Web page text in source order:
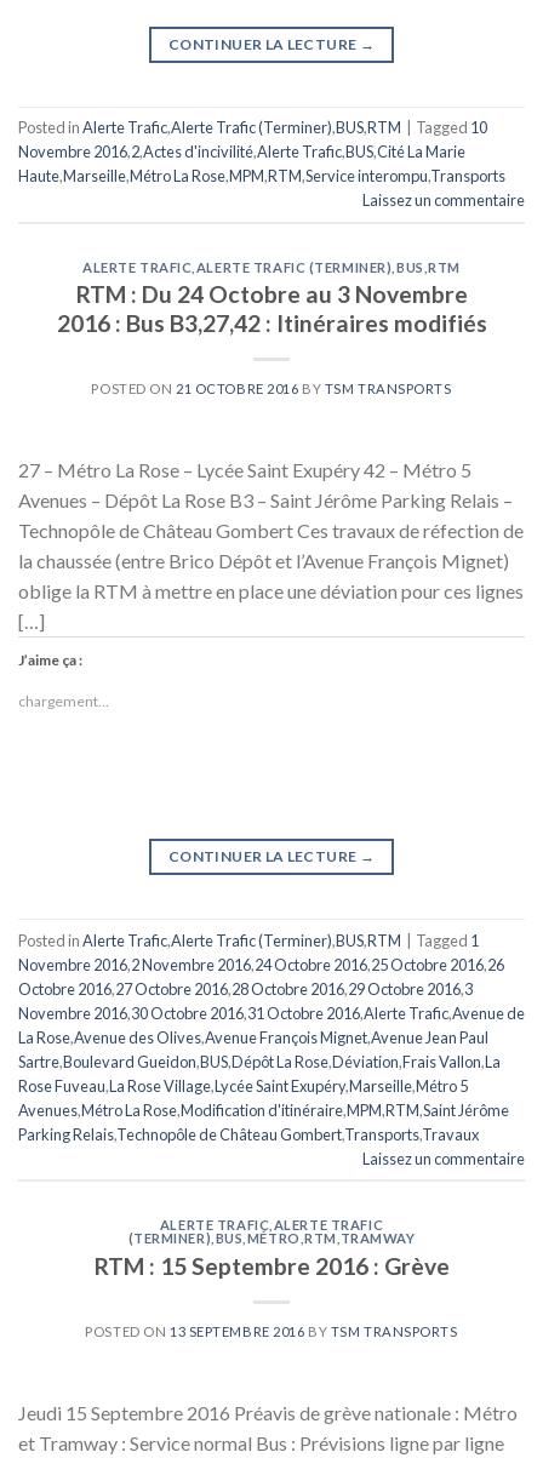
CONTINUER LA LECTURE →
Posted inAlerte Trafic,Alerte Trafic (Terminer),BUS,RTM Tagged 10
Novembre 2016,2,Actes d'incivilité,Alerte Trafic,BUS,Cité La Marie
Haute,Marseille,Métro La Rose,MPM,RTM,Service interompu,Transports
Laissez un commentaire
ALERTE TRAFIC ALERTE TRAFIC (TERMINER) BUS ,RTM
RTM : Du 24 Octobre au 3 Novembre
2016 : Bus B3,27,42 : Itinéraires modifiés
POSTED ON 21 OCTOBRE 2016 BY TSM TRANSPORTS
27 – Métro La Rose – Lycée Saint Exupéry 42 – Métro 5
Avenues – Dépôt La Rose B3 – Saint Jérôme Parking Relais –
Technopôle de Château Gombert Ces travaux de réfection de
la chaussée (entre Brico Dépôt et l’Avenue François Mignet)
oblige la RTM à mettre en place une déviation pour ces lignes
[…]
J’aime ça :
chargement…
CONTINUER LA LECTURE →
Posted inAlerte Trafic,Alerte Trafic (Terminer),BUS,RTM Tagged 1
Novembre 2016,2 Novembre 2016,24 Octobre 2016,25 Octobre 2016,26
Octobre 2016,27 Octobre 2016,28 Octobre 2016,29 Octobre 2016,3
Novembre 2016,30 Octobre 2016,31 Octobre 2016,Alerte Trafic,Avenue de
La Rose,Avenue des Olives,Avenue François Mignet,Avenue Jean Paul
Sartre,Boulevard Gueidon,BUS,Dépôt La Rose,Déviation,Frais Vallon,La
Rose Fuveau,La Rose Village,Lycée Saint Exupéry,Marseille,Métro 5
Avenues,Métro La Rose,Modification d'itinéraire,MPM,RTM,Saint Jérôme
Parking Relais,Technopôle de Château Gombert,Transports,Travaux
Laissez un commentaire
ALERTE TRAFIC ALERTE TRAFIC
(TERMINER) BUS MÉTRO ,RTM TRAMWAY
RTM : 15 Septembre 2016 : Grève
POSTED ON 13 SEPTEMBRE 2016 BY TSM TRANSPORTS
Jeudi 15 Septembre 2016 Préavis de grève nationale : Métro
et Tramway : Service normal Bus : Prévisions ligne par ligne